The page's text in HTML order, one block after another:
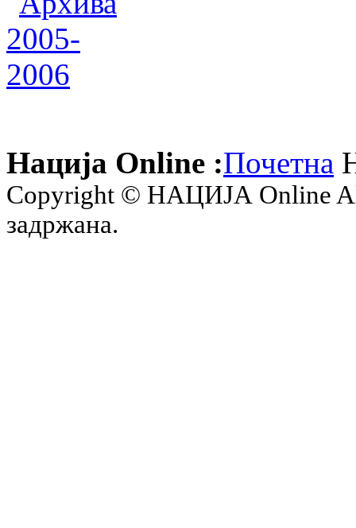
Нација Online :Почетна
Copyright © НАЦИЈА Online
задржана.